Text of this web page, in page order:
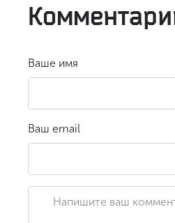
Ваше имя
Ваш email